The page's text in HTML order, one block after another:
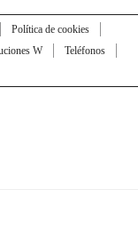
Política de cookies
W
Teléfonos